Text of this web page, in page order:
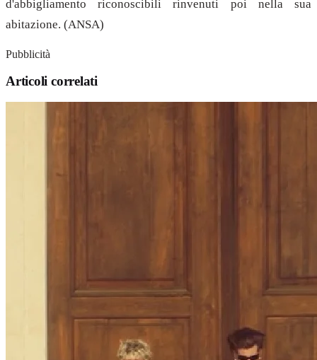
d'abbigliamento riconoscibili rinvenuti poi nella sua
abitazione. (ANSA)
Pubblicità
Articoli correlati